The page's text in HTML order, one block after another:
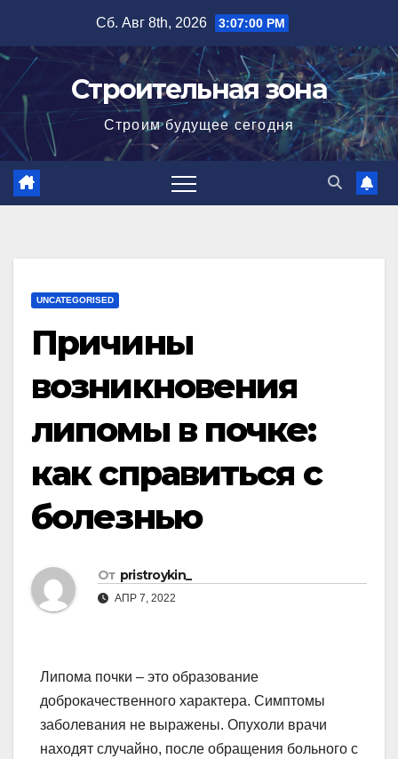
содержимому
Сб. Авг 8th, 2026 3:07:01 PM
Строительная зона
Строим будущее сегодня
UNCATEGORISED
Причины
возникновения
липомы в почке:
как справиться с
болезнью
От pristroykin_
АПР 7, 2022
Липома почки – это образование
доброкачественного характера. Симптомы
заболевания не выражены. Опухоли врачи
находят случайно, после обращения больного с